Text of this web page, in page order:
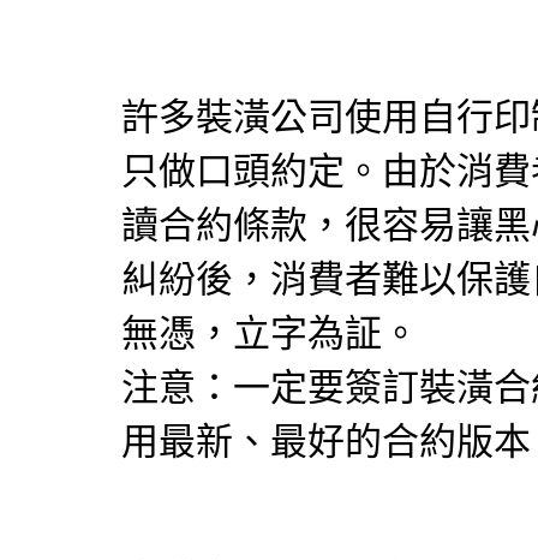
許多裝潢公司使用自行
只做口頭約定。由於消
讀合約條款，很容易讓
糾紛後，消費者難以保
無憑，立字為証。
注意：一定要簽訂裝潢
用最新、最好的合約版